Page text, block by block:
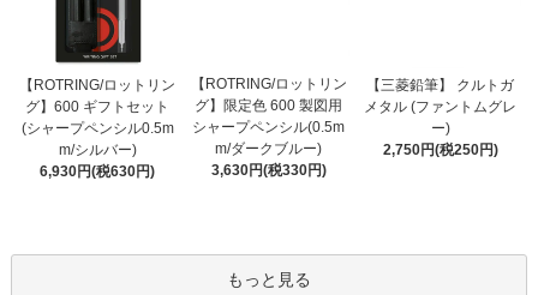
【ROTRING/ロットリン
グ】600 ギフトセット
(シャープペンシル0.5m
m/シルバー)
6,930円(税630円)
【ROTRING/ロットリン
グ】限定色 600 製図用
シャープペンシル(0.5m
m/ダークブルー)
3,630円(税330円)
【三菱鉛筆】 クルトガ
メタル (ファントムグレ
ー)
2,750円(税250円)
もっと見る